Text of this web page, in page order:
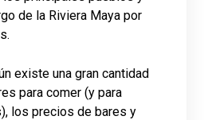
de la Riviera Maya por
existe una gran cantidad
para comer (y para
los precios de bares y